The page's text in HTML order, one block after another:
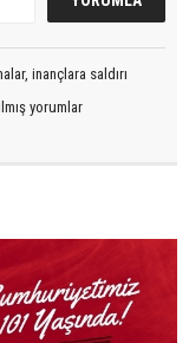
inançlara saldırı
yorumlar